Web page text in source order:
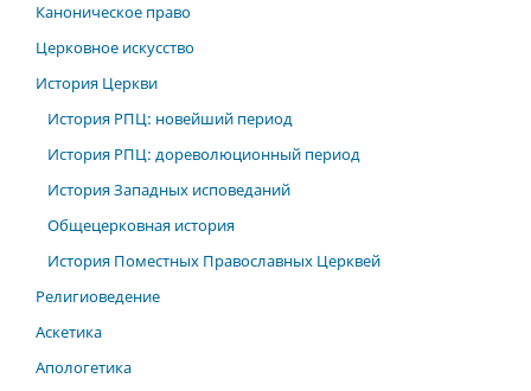
Каноническое право
Церковное искусство
История Церкви
История РПЦ: новейший период
История РПЦ: дореволюционный период
История Западных исповеданий
Общецерковная история
История Поместных Православных Церквей
Религиоведение
Аскетика
Апологетика